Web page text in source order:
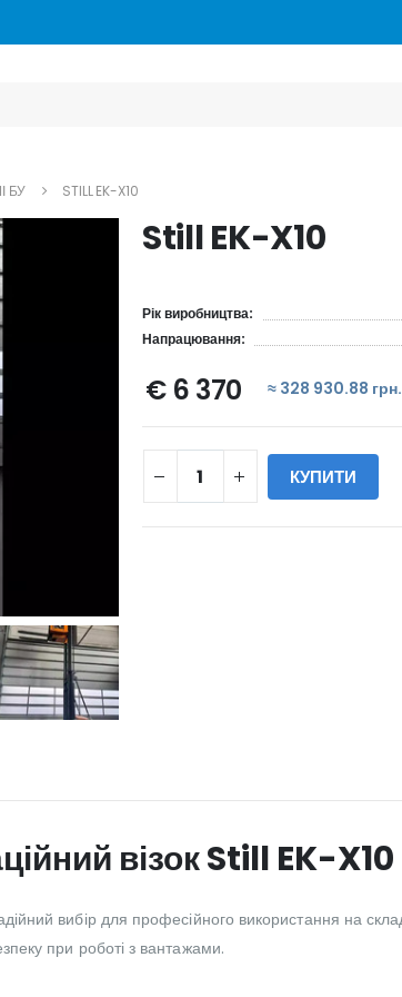
БУ STILL EK-X10
Still EK-X10
Рік виробництва:
Напрацювання:
€ 6 370 ≈ 328 930.88 грн.
КУПИТИ
візок Still EK-X10
вибір для професійного використання на
при роботі з вантажами.